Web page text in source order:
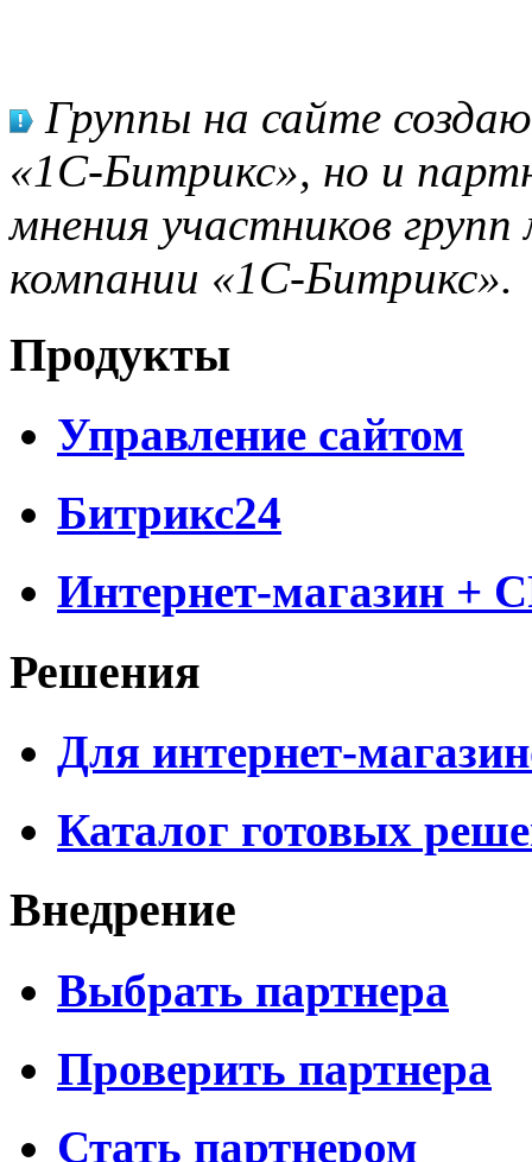
Группы на сайте
«1С-Битрикс», но и
мнения участников
компании «1С-Битрикс».
Продукты
Управление сайтом
Битрикс24
Интернет-магазин +
Решения
Для интернет-
Каталог готовых
Внедрение
Выбрать партнера
Проверить партнера
Стать партнером